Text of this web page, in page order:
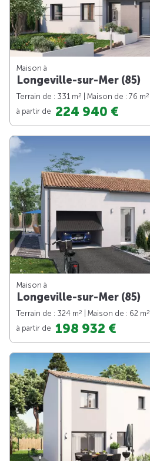
Maison à
Longeville-sur-Mer (85)
Terrain de : 331 m2 | Maison de : 76 m2
à partir de 224 940 €
Maison à
Longeville-sur-Mer (85)
Terrain de : 324 m2 | Maison de : 62 m2
à partir de 198 932 €